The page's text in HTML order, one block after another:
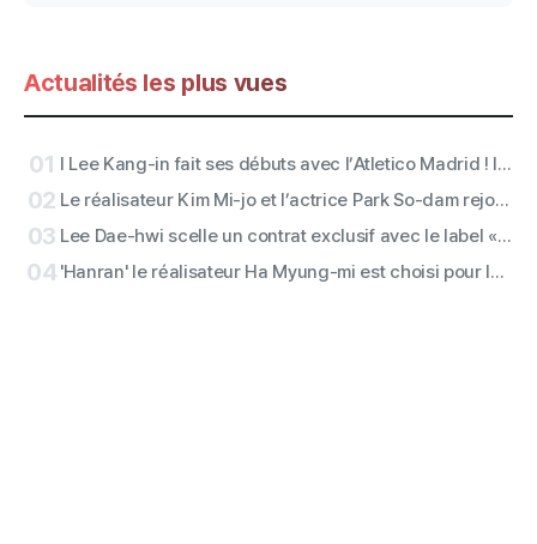
Actualités les plus vues
01 I Lee Kang-in fait ses débuts avec l’Atletico Madrid ! Il est sur le point de prendre place ! Les concerts d’Ateez San et de Rescene à la mi-temps sont confirmés
02 Le réalisateur Kim Mi-jo et l’actrice Park So-dam rejoignent la version accessible du thriller « Conclave »
03 Lee Dae-hwi scelle un contrat exclusif avec le label « Off the Record » sous Wake One et lance un second acte en solo en tant qu’artiste touche-à-tout
04 'Hanran' le réalisateur Ha Myung-mi est choisi pour la catégorie producteur·trice de l’année des Bechdelian à la Fondation de l’art cinématographique